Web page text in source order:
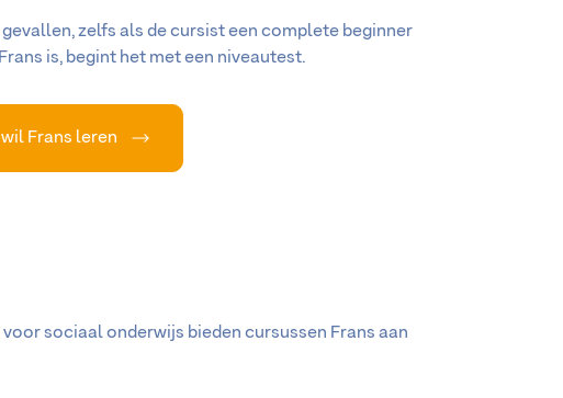
gevallen, zelfs als de cursist een complete beginner
is, begint het met een niveautest.
wil Frans leren
sociaal onderwijs bieden cursussen Frans aan